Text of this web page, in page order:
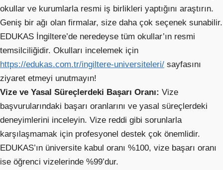
okullar ve kurumlarla resmi iş birlikleri yaptığını araştırın.
Geniş bir ağı olan firmalar, size daha çok seçenek sunabilir.
EDUKAS İngiltere’de neredeyse tüm okullar’ın resmi
temsilciliğidir. Okulları incelemek için
https://edukas.com.tr/ingiltere-universiteleri/ sayfasını
ziyaret etmeyi unutmayın!
Vize ve Yasal Süreçlerdeki Başarı Oranı: Vize
başvurularındaki başarı oranlarını ve yasal süreçlerdeki
deneyimlerini inceleyin. Vize reddi gibi sorunlarla
karşılaşmamak için profesyonel destek çok önemlidir.
EDUKAS’ın üniversite kabul oranı %100, vize başarı oranı
ise öğrenci vizelerinde %99’dur.